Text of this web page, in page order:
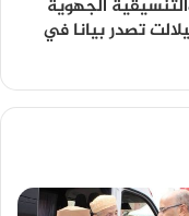
الجهوية
تصدر بيانا في